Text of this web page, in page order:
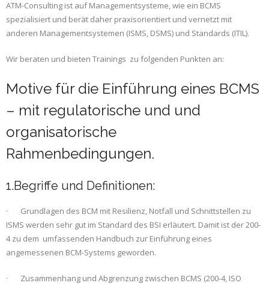
ATM-Consulting ist auf Managementsysteme, wie ein BCMS
spezialisiert und berät daher praxisorientiert und vernetzt mit
anderen Managementsystemen (ISMS, DSMS) und Standards (ITIL).
Wir beraten und bieten Trainings zu folgenden Punkten an:
Motive für die Einführung eines BCMS
– mit regulatorische und und
organisatorische
Rahmenbedingungen.
1.Begriffe und Definitionen:
· Grundlagen des BCM mit Resilienz, Notfall und Schnittstellen zu
ISMS werden sehr gut im Standard des BSI erläutert. Damit ist der 200-
4 zu dem umfassenden Handbuch zur Einführung eines
angemessenen BCM-Systems geworden.
· Zusammenhang und Abgrenzung zwischen BCMS (200-4, ISO